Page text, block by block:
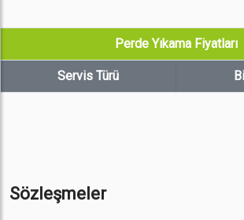
Perde Yıkama Fiyatları
Servis Türü
Sözleşmeler